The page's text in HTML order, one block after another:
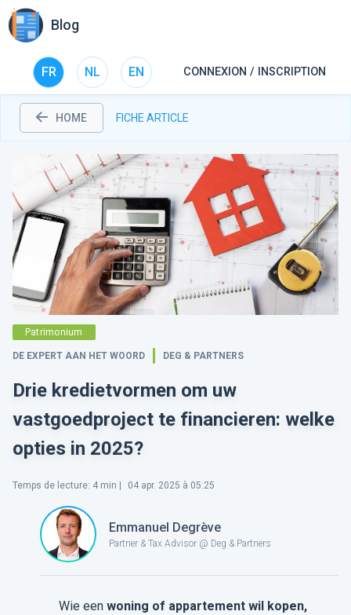
Blog
FR NL EN CONNEXION / INSCRIPTION
HOME FICHE ARTICLE
Patrimonium
DE EXPERT AAN HET WOORD DEG & PARTNERS
Drie kredietvormen om uw
vastgoedproject te financieren: welke
opties in 2025?
Temps de lecture: 4 min | 04 apr. 2025 à 05:25
Emmanuel Degrève
Partner & Tax Advisor @ Deg & Partners
Wie een woning of appartement wil kopen,